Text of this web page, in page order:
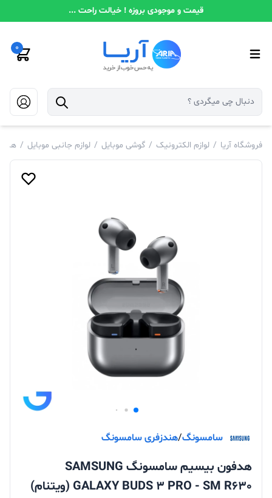
قیمت و موجودی بروزه ! خیالت راحت ...
0
فروشگاه آریا / لوازم الکترونیک / گوشی موبایل / لوازم جانبی موبایل /
سامسونگ/هندزفری سامسونگ
هدفون بیسیم سامسونگ SAMSUNG
GALAXY BUDS 3 PRO - SM R630 (ویتنام)